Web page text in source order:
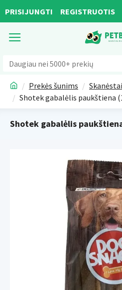
PRISIJUNGTI REGISTRUOTIS
Prekės šunims
Shotek gabalėlis paukštiena
Shotek gabalėlis